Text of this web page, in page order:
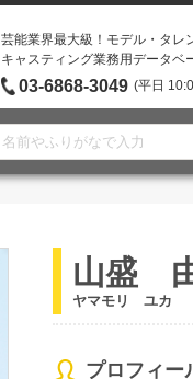
芸能業界最大級！モデル・タレ
キャスティング業務用データベ
03-6868-3049 (平日
山盛
ヤマモリ ユカ
プロフィー